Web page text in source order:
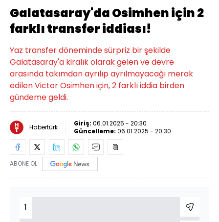
Galatasaray'da Osimhen için 2
farklı transfer iddiası!
Yaz transfer döneminde sürpriz bir şekilde
Galatasaray'a kiralık olarak gelen ve devre
arasında takımdan ayrılıp ayrılmayacağı merak
edilen Victor Osimhen için, 2 farklı iddia birden
gündeme geldi.
Habertürk Giriş: 06.01.2025 - 20:30
Güncelleme: 06.01.2025 - 20:30
ABONE OL
1